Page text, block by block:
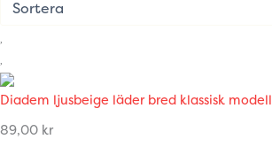
Diadem ljusbeige läder bred klassisk modell
89,00 kr